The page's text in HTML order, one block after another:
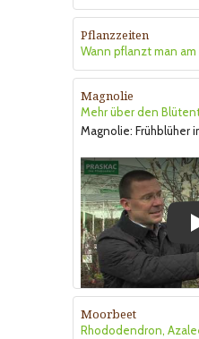
Pflanzzeiten
Wann pflanzt man
Magnolie
Mehr über den
Magnolie: Frühblüher
Moorbeet
Rhododendron,